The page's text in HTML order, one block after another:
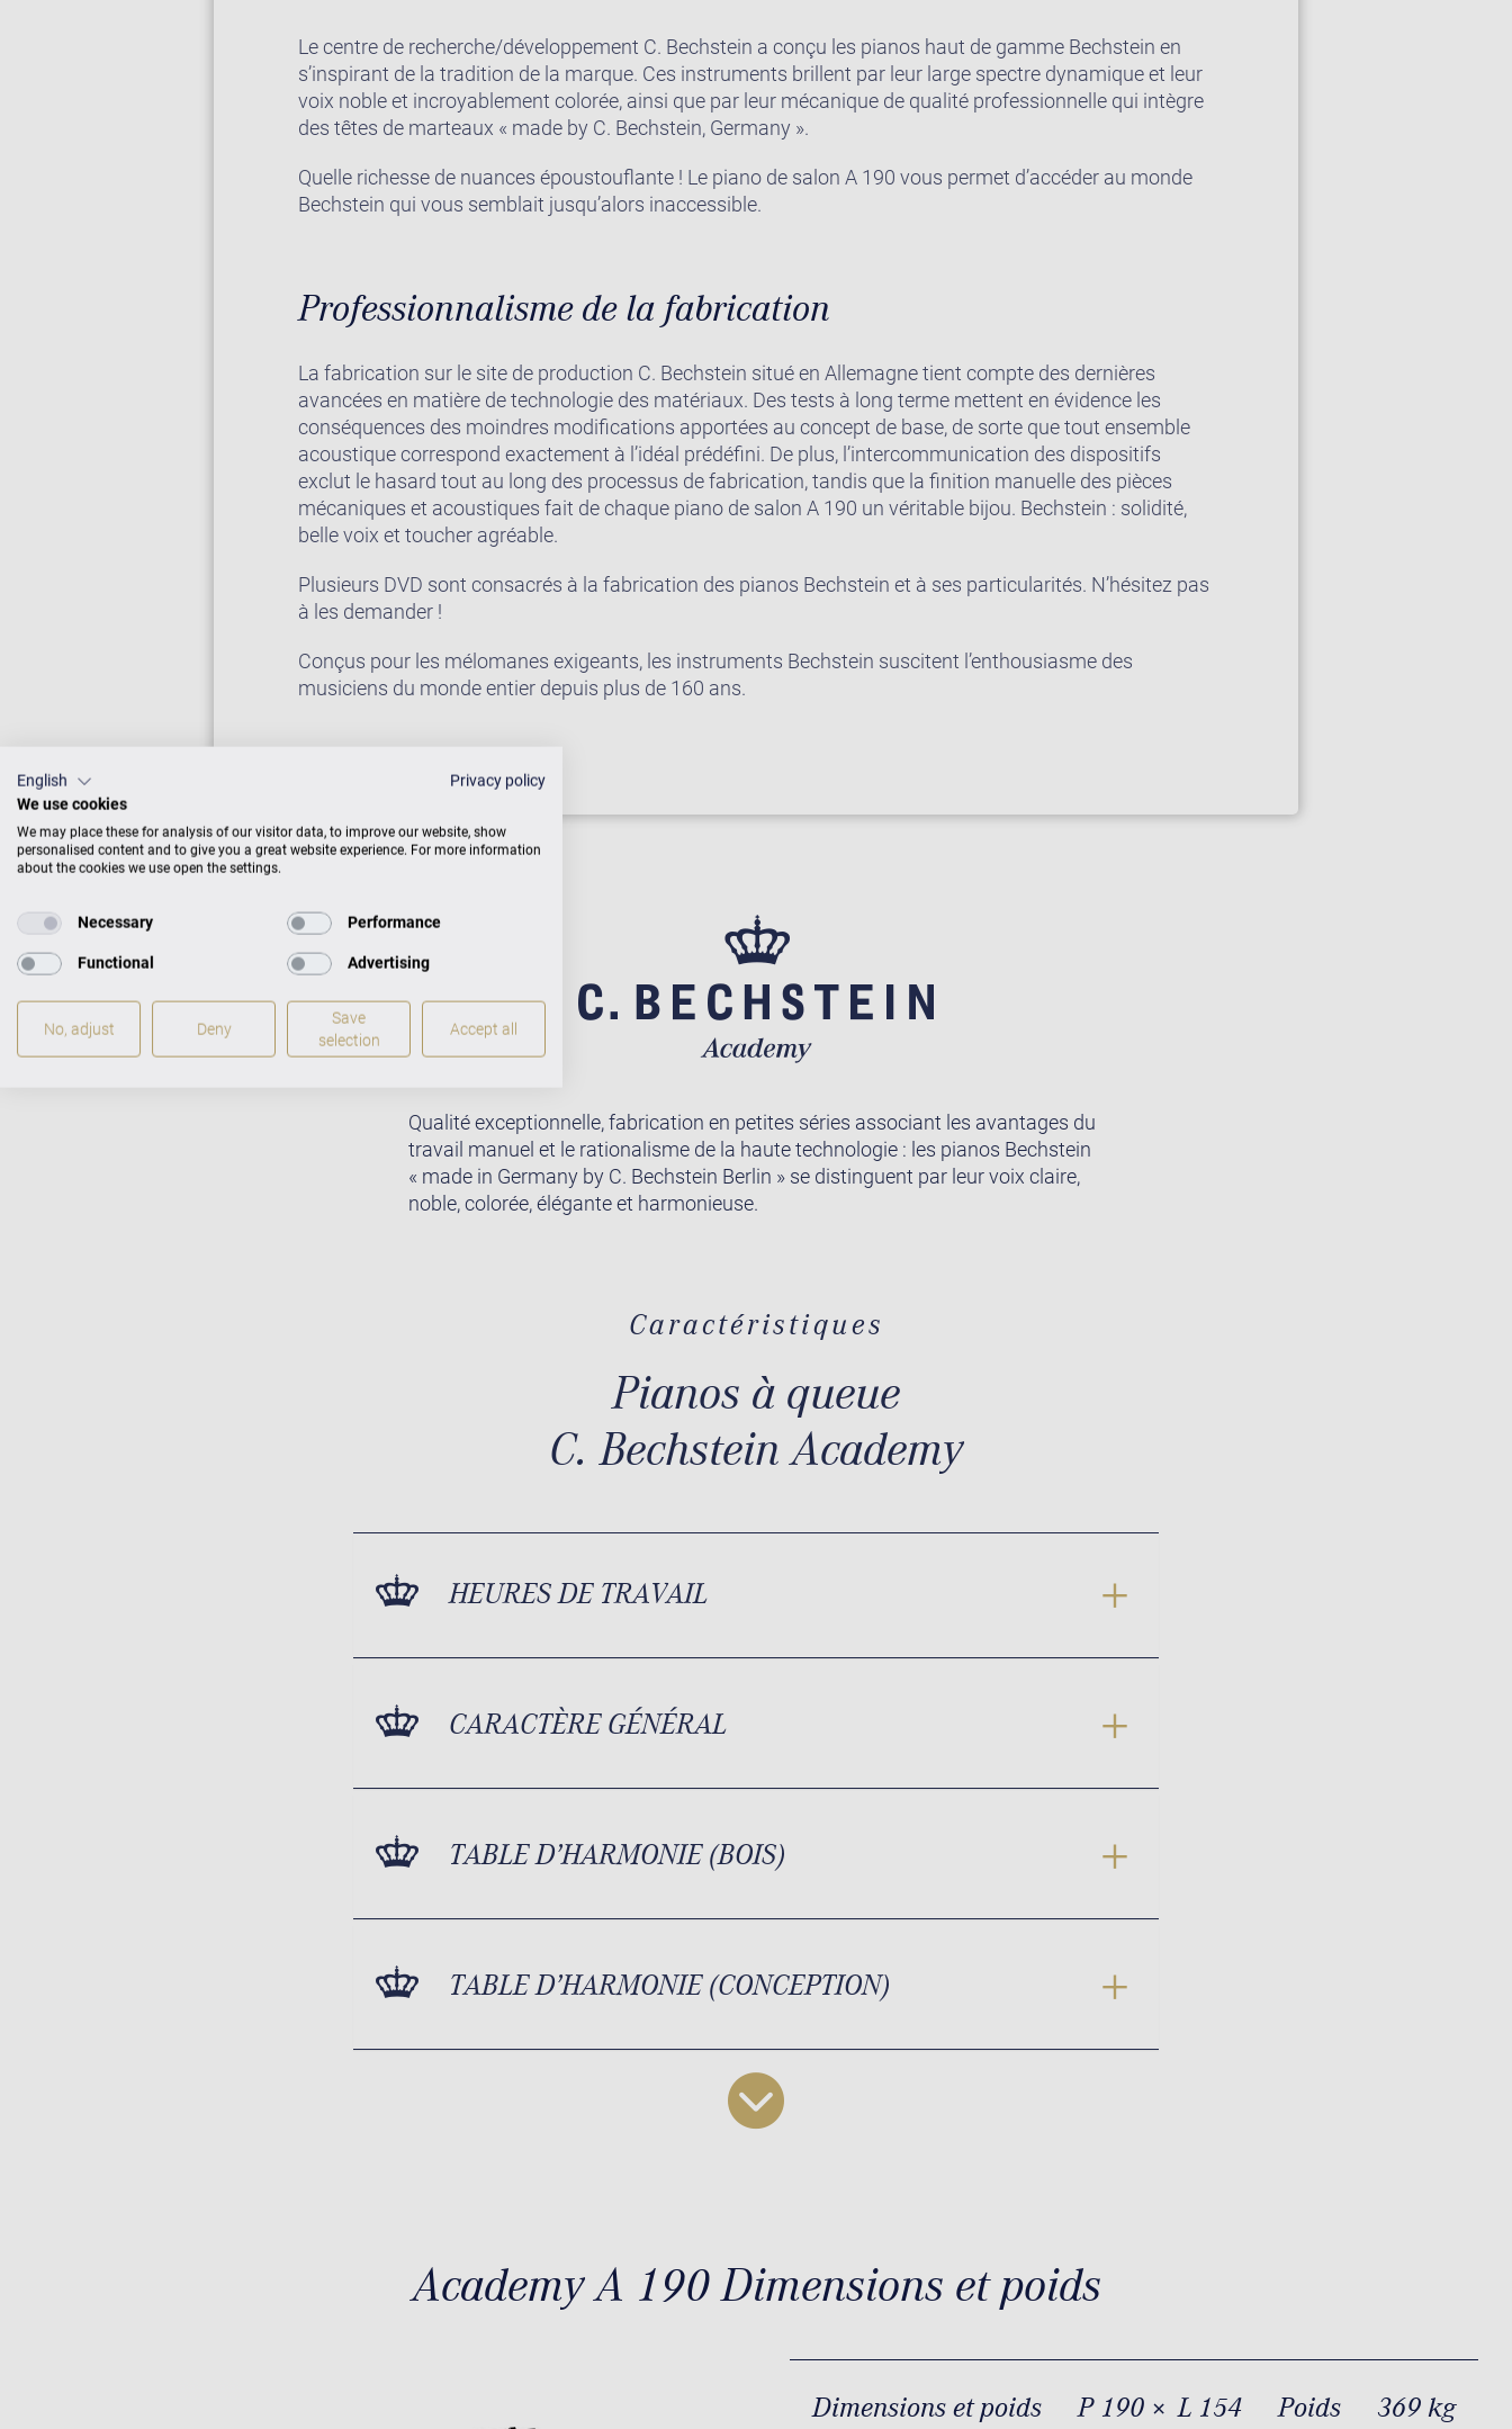
Le centre de recherche/développement C. Bechstein a conçu les pianos haut de gamme Bechstein en
s’inspirant de la tradition de la marque. Ces instruments brillent par leur large spectre dynamique et leur
voix noble et incroyablement colorée, ainsi que par leur mécanique de qualité professionnelle qui intègre
des têtes de marteaux « made by C. Bechstein, Germany ».
Quelle richesse de nuances époustouflante ! Le piano de salon A 190 vous permet d’accéder au monde
Bechstein qui vous semblait jusqu’alors inaccessible.
Professionnalisme de la fabrication
La fabrication sur le site de production C. Bechstein situé en Allemagne tient compte des dernières
avancées en matière de technologie des matériaux. Des tests à long terme mettent en évidence les
conséquences des moindres modifications apportées au concept de base, de sorte que tout ensemble
acoustique correspond exactement à l’idéal prédéfini. De plus, l’intercommunication des dispositifs
exclut le hasard tout au long des processus de fabrication, tandis que la finition manuelle des pièces
mécaniques et acoustiques fait de chaque piano de salon A 190 un véritable bijou. Bechstein : solidité,
belle voix et toucher agréable.
Plusieurs DVD sont consacrés à la fabrication des pianos Bechstein et à ses particularités. N’hésitez pas
à les demander !
Conçus pour les mélomanes exigeants, les instruments Bechstein suscitent l’enthousiasme des
musiciens du monde entier depuis plus de 160 ans.
Qualité exceptionnelle, fabrication en petites séries associant les avantages du
travail manuel et le rationalisme de la haute technologie : les pianos Bechstein
« made in Germany by C. Bechstein Berlin » se distinguent par leur voix claire,
noble, colorée, élégante et harmonieuse.
Caractéristiques
Pianos à queue
C. Bechstein Academy
HEURES DE TRAVAIL
CARACTÈRE GÉNÉRAL
TABLE D’HARMONIE (BOIS)
TABLE D’HARMONIE (CONCEPTION)
Academy A 190 Dimensions et poids
Dimensions et poids P 190 × L 154 Poids 369 kg
English
Privacy policy
We use cookies
We may place these for analysis of our visitor data, to improve our website, show
personalised content and to give you a great website experience. For more information
about the cookies we use open the settings.
Necessary Performance
Functional Advertising
No, adjust Deny
Save
selection
Accept all